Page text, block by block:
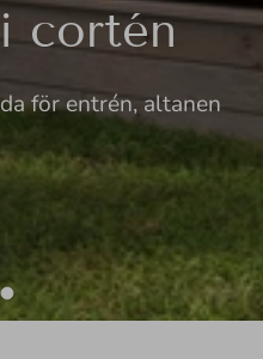
cortén
för entrén, altanen
1 2